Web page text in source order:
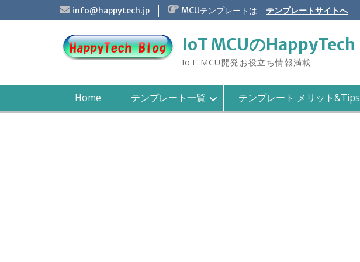
k
t
info@happytech.jp MCUテンプレートは テンプレートサイトへ
IoT MCUのHappyTech
IoT MCU開発お役立ち情報満載
Home テンプレート一覧 テンプレート メリット&Tips